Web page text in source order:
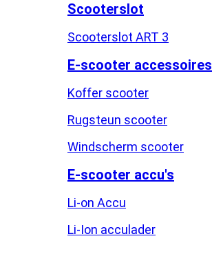
Scooterslot
Scooterslot ART 3
E-scooter accessoires
Koffer scooter
Rugsteun scooter
Windscherm scooter
E-scooter accu's
Li-on Accu
Li-Ion acculader